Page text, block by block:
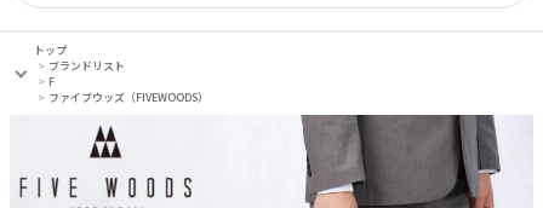
トップ
ブランドリスト
F
ファイブウッズ（FIVEWOODS）